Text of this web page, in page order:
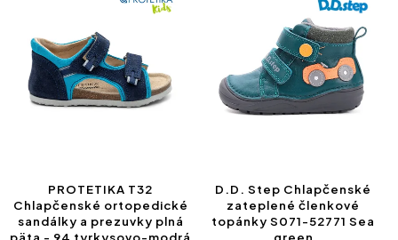
PROTETIKA T32
Chlapčenské ortopedické
sandálky a prezuvky plná
D.D. Step Chlapčenské
zateplené členkové
topánky S071-52771 Sea